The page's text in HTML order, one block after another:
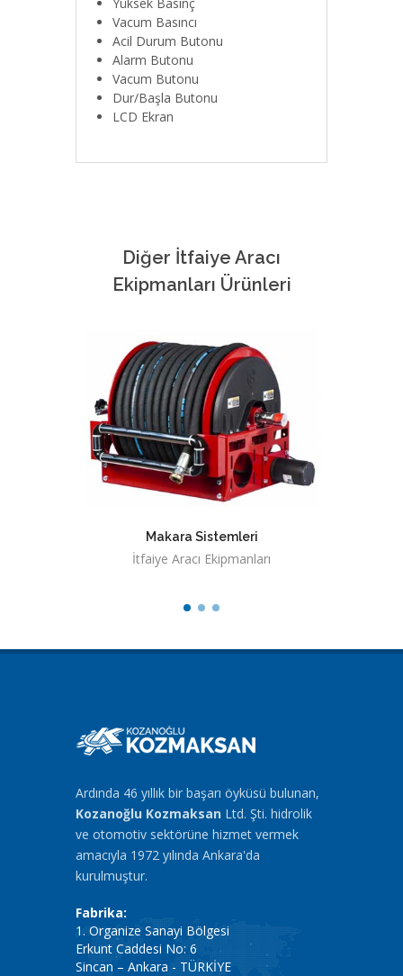
Vacum Basıncı
Acil Durum Butonu
Alarm Butonu
Vacum Butonu
Dur/Başla Butonu
LCD Ekran
Diğer İtfaiye Aracı
Ekipmanları Ürünleri
Makara Sistemleri
İtfaiye Aracı Ekipmanları
Ardında 46 yıllık bir başarı öyküsü bulunan,
Kozanoğlu Kozmaksan Ltd. Şti. hidrolik
ve otomotiv sektörüne hizmet vermek
amacıyla 1972 yılında Ankara'da
kurulmuştur.
Fabrika:
1. Organize Sanayi Bölgesi
Erkunt Caddesi No: 6
Sincan – Ankara - TÜRKİYE